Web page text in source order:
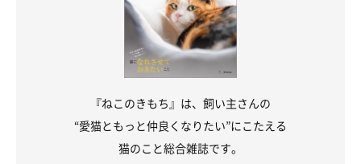
『ねこのきもち』は、飼い主さんの
“愛猫ともっと仲良くなりたい”にこたえる
猫のこと総合雑誌です。